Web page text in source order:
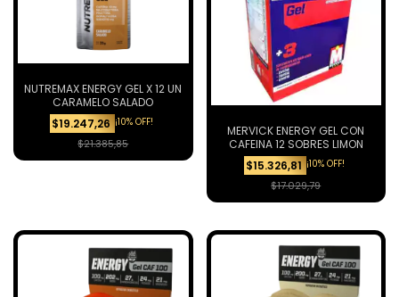
NUTREMAX ENERGY GEL X 12 UN
CARAMELO SALADO
$19.247,26 ¡10% OFF!
$21.385,85
MERVICK ENERGY GEL CON
CAFEINA 12 SOBRES LIMON
$15.326,81 ¡10% OFF!
$17.029,79